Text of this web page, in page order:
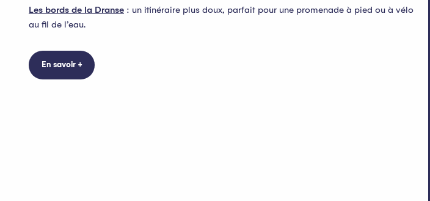
Les bords de la Dranse : un itinéraire plus doux, parfait pour une promenade à pied ou à vélo
au fil de l’eau.
En savoir +